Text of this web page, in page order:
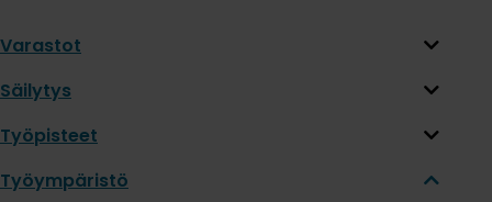
Varastot
Säilytys
Työpisteet
Työympäristö